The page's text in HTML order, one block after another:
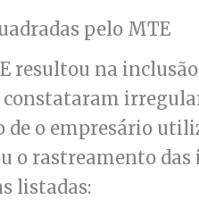
pelo MTE
resultou na
de o empresário
o rastreamento das
listadas: